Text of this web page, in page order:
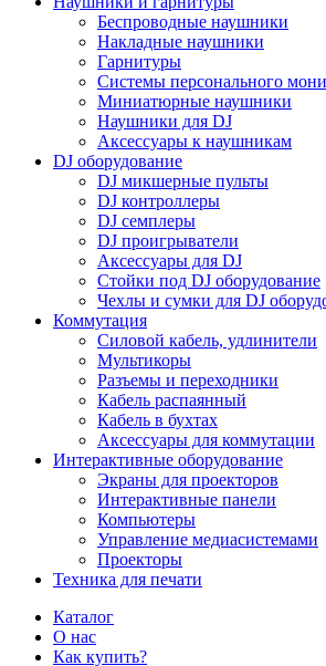
Беспроводные наушники
Накладные наушники
Гарнитуры
Системы персонального
Миниатюрные наушники
Наушники для DJ
Аксессуары к наушникам
DJ оборудование
DJ микшерные пульты
DJ контроллеры
DJ семплеры
DJ проигрыватели
Аксессуары для DJ
Стойки под DJ оборудование
Чехлы и сумки для DJ
Коммутация
Силовой кабель, удлинители
Мультикоры
Разъемы и переходники
Кабель распаянный
Кабель в бухтах
Аксессуары для коммутации
Интерактивные оборудование
Экраны для проекторов
Интерактивные панели
Компьютеры
Управление медиасистемами
Проекторы
Техника для печати
Каталог
О нас
Как купить?